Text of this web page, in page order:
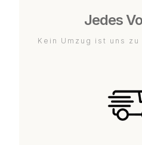
Jedes
Kein Umzug ist uns